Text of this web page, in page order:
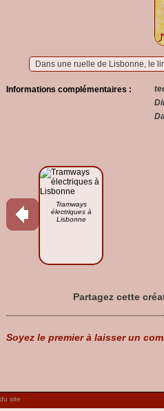
Dans une ruelle de Lisbonne, le
Informations complémentaires :
Tramways
électriques à
Lisbonne
Partagez cette
Soyez le premier à laisser un
site